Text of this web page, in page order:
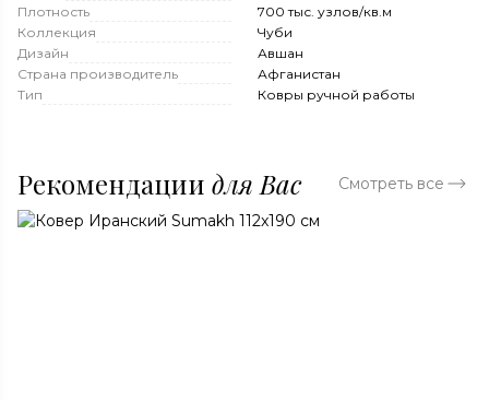
Плотность
700 тыс. узлов/кв.м
Коллекция
Чуби
Дизайн
Авшан
Страна производитель
Афганистан
Тип
Ковры ручной работы
Рекомендации для Вас Смотреть все